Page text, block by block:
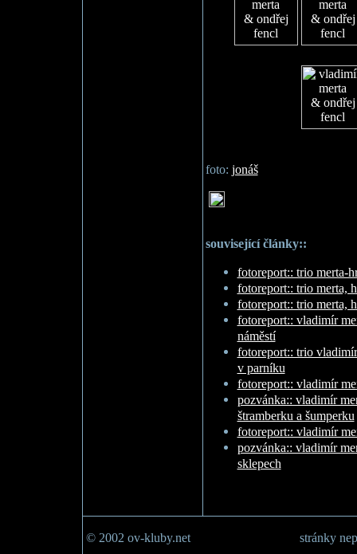
foto: jonáš
související články::
fotoreport:: trio merta-
fotoreport:: trio merta,
fotoreport:: trio merta,
fotoreport:: vladimír
náměstí
fotoreport:: trio
v parníku
fotoreport:: vladimír
pozvánka:: vladimír
štramberku a šumperku
fotoreport:: vladimír
pozvánka:: vladimír
sklepech
© 2002 ov-kluby.net stránky